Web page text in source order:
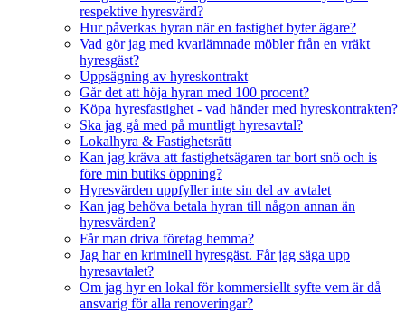
respektive hyresvärd?
Hur påverkas hyran när en fastighet byter ägare?
Vad gör jag med kvarlämnade möbler från en vräkt
hyresgäst?
Uppsägning av hyreskontrakt
Går det att höja hyran med 100 procent?
Köpa hyresfastighet - vad händer med hyreskontrakten?
Ska jag gå med på muntligt hyresavtal?
Lokalhyra & Fastighetsrätt
Kan jag kräva att fastighetsägaren tar bort snö och is
före min butiks öppning?
Hyresvärden uppfyller inte sin del av avtalet
Kan jag behöva betala hyran till någon annan än
hyresvärden?
Får man driva företag hemma?
Jag har en kriminell hyresgäst. Får jag säga upp
hyresavtalet?
Om jag hyr en lokal för kommersiellt syfte vem är då
ansvarig för alla renoveringar?